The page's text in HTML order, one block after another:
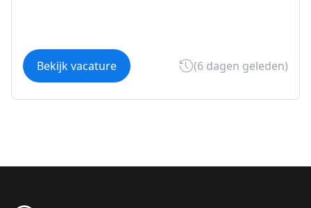
Bekijk vacature (6 dagen geleden)